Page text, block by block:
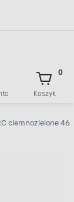
Koszyk
0
ciemnozielone 46